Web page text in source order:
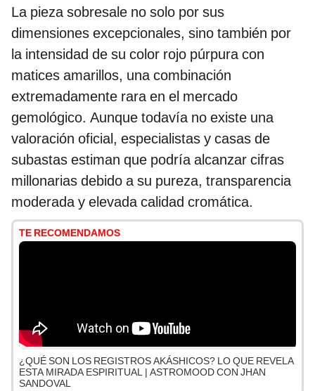
La pieza sobresale no solo por sus
dimensiones excepcionales, sino también por
la intensidad de su color rojo púrpura con
matices amarillos, una combinación
extremadamente rara en el mercado
gemológico. Aunque todavía no existe una
valoración oficial, especialistas y casas de
subastas estiman que podría alcanzar cifras
millonarias debido a su pureza, transparencia
moderada y elevada calidad cromática.
TE RECOMENDAMOS
¿QUÉ SON LOS REGISTROS AKÁSHICOS? LO QUE REVELA
ESTA MIRADA ESPIRITUAL | ASTROMOOD CON JHAN
SANDOVAL